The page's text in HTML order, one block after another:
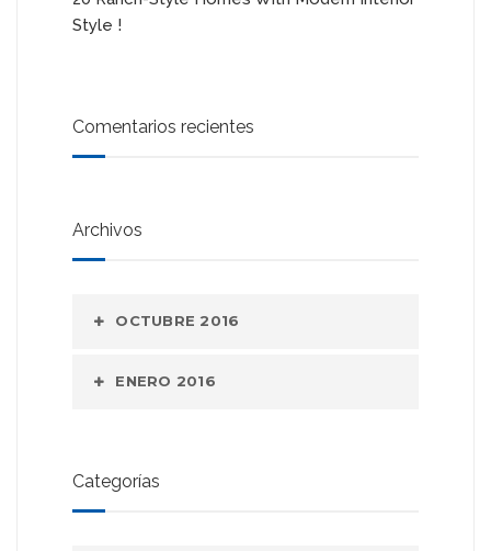
Style !
Comentarios recientes
Archivos
OCTUBRE 2016
ENERO 2016
Categorías